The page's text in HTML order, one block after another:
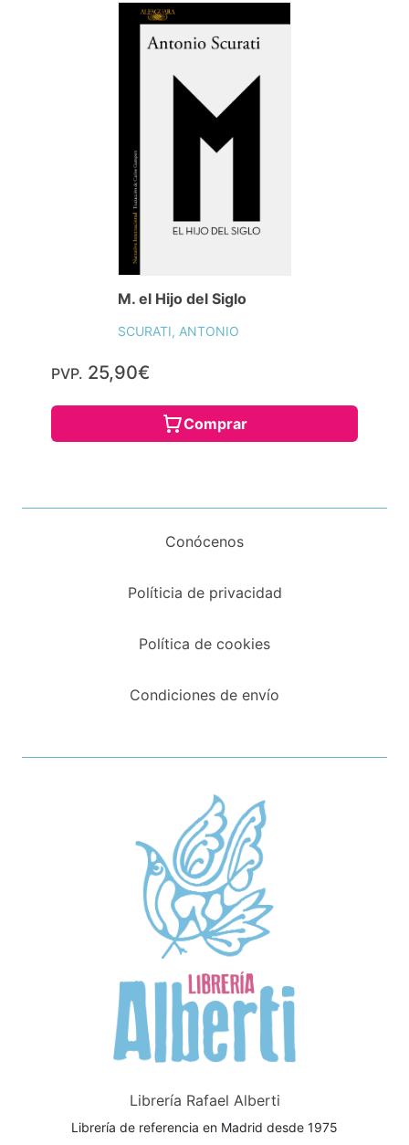
M. el Hijo del Siglo
SCURATI, ANTONIO
PVP. 25,90€
Comprar
Conócenos
Políticia de privacidad
Política de cookies
Condiciones de envío
Librería Rafael Alberti
Librería de referencia en Madrid desde 1975